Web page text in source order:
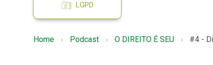
LGPD
Home Podcast O DIREITO É SEU #4 -